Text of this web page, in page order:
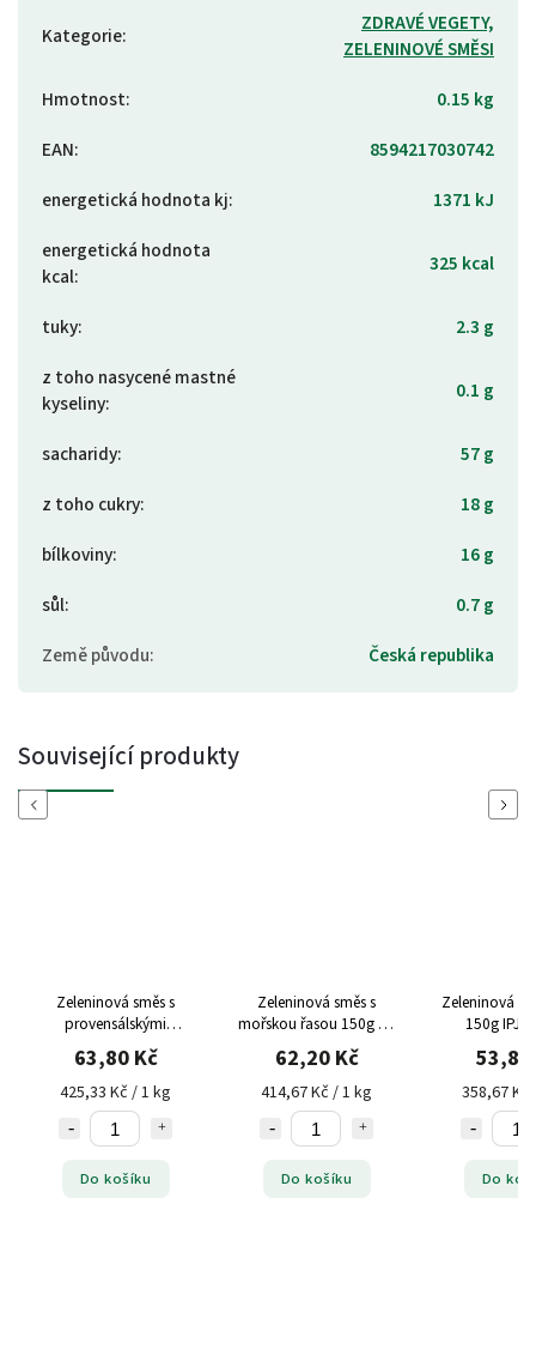
Kategorie:
ZDRAVÉ VEGETY,
ZELENINOVÉ SMĚSI
Hmotnost:
0.15 kg
EAN:
8594217030742
energetická hodnota kj:
1371 kJ
energetická hodnota
kcal: 325 kcal
tuky:
2.3 g
z toho nasycené mastné
kyseliny: 0.1 g
sacharidy:
57 g
z toho cukry:
18 g
bílkoviny:
16 g
sůl:
0.7 g
Země původu: Česká republika
Související produkty
Previous
Zeleninová směs s
provensálskými
bylinkami 150g IPJ
NATUR
63,80 Kč
425,33 Kč / 1 kg
Do košíku
Zeleninová směs s
mořskou řasou 150g IPJ
NATUR
62,20 Kč
414,67 Kč / 1 kg
Do košíku
Zeleninová
150g IPJ
53,80
358,67 Kč
Do
Next